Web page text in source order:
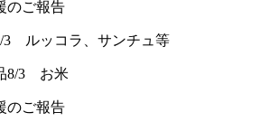
のご報告
3 ルッコラ、サンチュ等
のご報告